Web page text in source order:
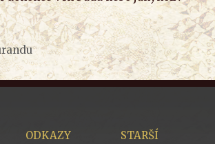
ODKAZY
STARŠÍ